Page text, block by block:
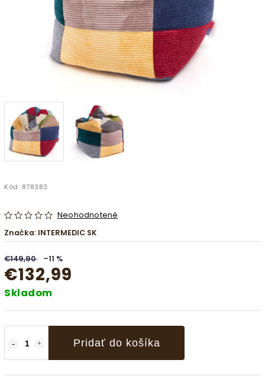
Kód: 878383
Neohodnotené
Značka: INTERMEDIC SK
€149,90 –11 %
€132,99
Skladom
Pridať do košíka